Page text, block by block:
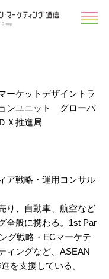
ケットデザイントラ
ンユニット グローバ
Ｘ推進局
ア戦略・運用コンサル
り、自動車、航空など
全般に携わる。1st Par
グ戦略・ECマーケテ
ィングなど、ASEAN
を支援している。